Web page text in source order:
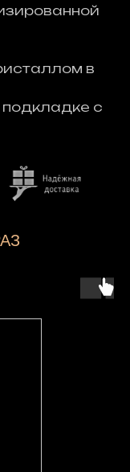
в
с